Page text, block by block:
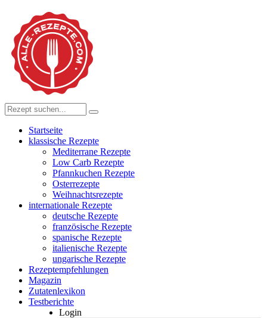
Startseite
klassische Rezepte
Mediterrane Rezepte
Low Carb Rezepte
Pfannkuchen Rezepte
Osterrezepte
Weihnachtsrezepte
internationale Rezepte
deutsche Rezepte
französische Rezepte
spanische Rezepte
italienische Rezepte
ungarische Rezepte
Rezeptempfehlungen
Magazin
Zutatenlexikon
Testberichte
Login